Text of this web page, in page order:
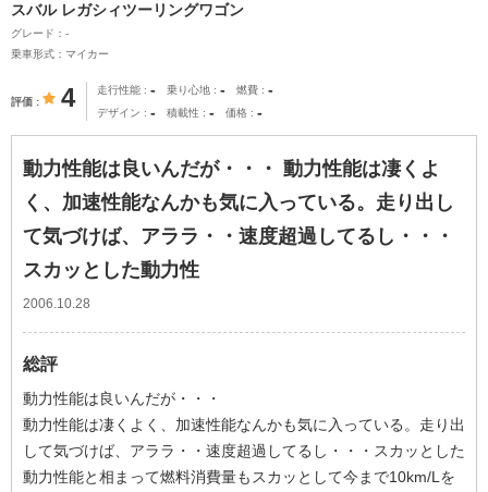
スバル レガシィツーリングワゴン
グレード：-
乗車形式：マイカー
評価 4 走行性能 - 乗り心地 - 燃費 -
デザイン - 積載性 - 価格 -
動力性能は良いんだが・・・ 動力性能は凄くよ
く、加速性能なんかも気に入っている。走り出し
て気づけば、アララ・・速度超過してるし・・・
スカッとした動力性
2006.10.28
総評
動力性能は良いんだが・・・
動力性能は凄くよく、加速性能なんかも気に入っている。走り出
して気づけば、アララ・・速度超過してるし・・・スカッとした
動力性能と相まって燃料消費量もスカッとして今まで10km/Lを